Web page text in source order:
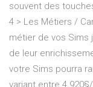
souvent des
4 > Les Métiers /
métier de vos Sims
de leur
votre Sims pourra